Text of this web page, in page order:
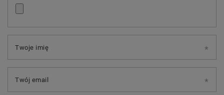
Twoje imię
Twój email